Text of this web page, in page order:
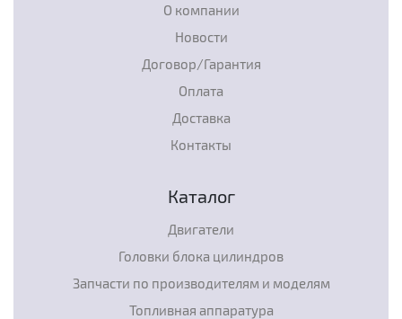
О компании
Новости
Договор/Гарантия
Оплата
Доставка
Контакты
Каталог
Двигатели
Головки блока цилиндров
Запчасти по производителям и моделям
Топливная аппаратура